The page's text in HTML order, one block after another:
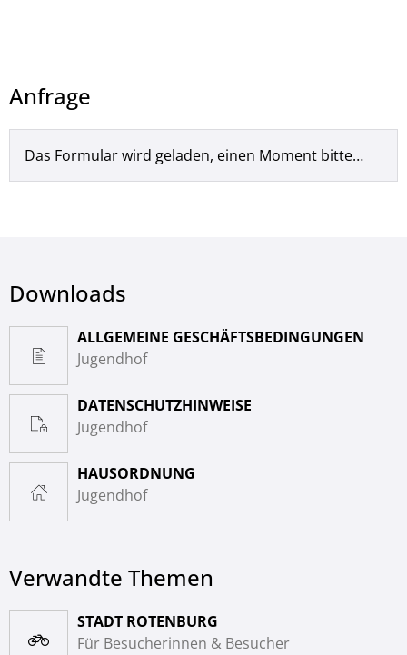
Anfrage
Das Formular wird geladen, einen Moment bitte…
Downloads
ALLGEMEINE GESCHÄFTSBEDINGUNGEN
Jugendhof
DATENSCHUTZHINWEISE
Jugendhof
HAUSORDNUNG
Jugendhof
Verwandte Themen
STADT ROTENBURG
Für Besucherinnen & Besucher